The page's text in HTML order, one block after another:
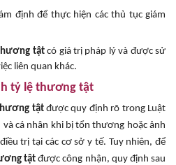
định để thực hiện các thủ tục giám
tậtcó giá trị pháp lý và được sử
liên quan khác.
tỷ lệ thương tật
tậtđược quy định rõ trong Luật
cá nhân khi bị tổn thương hoặc ảnh
trị tại các cơ sở y tế. Tuy nhiên, để
tật được công nhận, quy định sau